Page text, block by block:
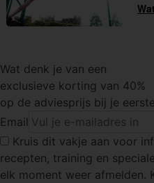
Wat denk je van een
exclusieve korting van 40%
op de adviesprijs bij je
Email
Kruis dit vakje aan voor
recepten, training en
elk moment weer afmelden.